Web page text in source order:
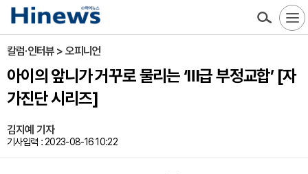
칼럼·인터뷰 > 오피니언
아이의 앞니가 거꾸로 물리는 ‘Ⅲ급 부정교합’ [자
가진단 시리즈]
김지예 기자
기사입력 : 2023-08-16 10:22